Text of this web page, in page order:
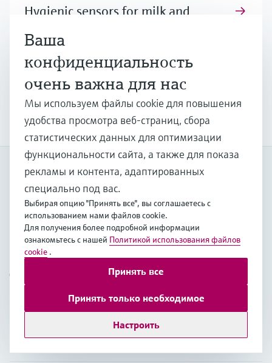
Hygienic sensors for milk and
Designed for hygienic milk and dairy processing,
our sensors provide high measurement accuracy
and reliability, supporting food safety
compliance while optimizing equipment
efficiency.
My Endress+Hauser
время с учетной записью My Endress+Hauser!
Зарегистрироваться
Войти
Дополнительная информация
ТОО "Эндресс+Хаузер (Казахстан)"
Казахстан
Ваша
конфиденциальность
очень важна для нас
Мы используем файлы cookie для повышения
удобства просмотра веб-страниц, сбора
статистических данных для оптимизации
функциональности сайта, а также для показа
рекламы и контента, адаптированных
специально под вас.
Выбирая опцию "Принять все", вы соглашаетесь с
использованием нами файлов cookie.
Для получения более подробной информации
ознакомьтесь с нашей Политикой использования файлов
cookie .
Настроить
Принять только необходимое
Принять все